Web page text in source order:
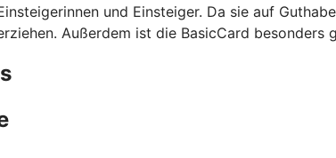
und Einsteiger. Da sie auf
Außerdem ist die BasicCard besonders